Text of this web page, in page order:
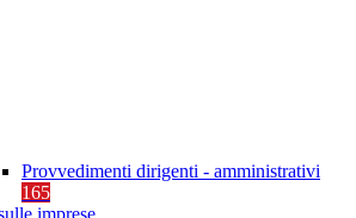
Provvedimenti dirigenti - amministrativi
165